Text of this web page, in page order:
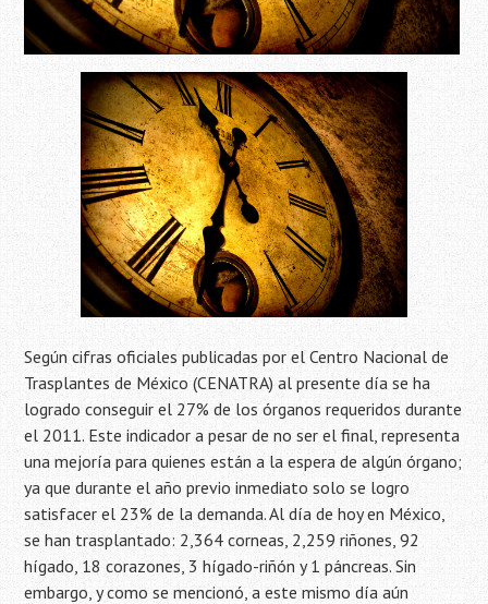
Según cifras oficiales publicadas por el Centro Nacional de
Trasplantes de México (CENATRA) al presente día se ha
logrado conseguir el 27% de los órganos requeridos durante
el 2011. Este indicador a pesar de no ser el final, representa
una mejoría para quienes están a la espera de algún órgano;
ya que durante el año previo inmediato solo se logro
satisfacer el 23% de la demanda. Al día de hoy en México,
se han trasplantado: 2,364 corneas, 2,259 riñones, 92
hígado, 18 corazones, 3 hígado-riñón y 1 páncreas. Sin
embargo, y como se mencionó, a este mismo día aún